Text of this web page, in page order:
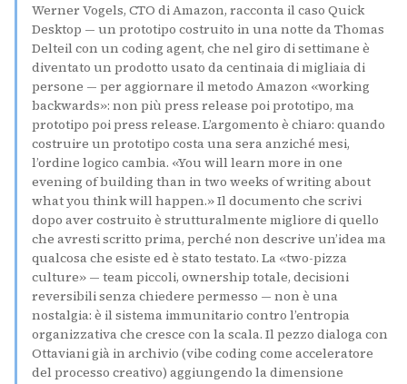
Werner Vogels, CTO di Amazon, racconta il caso Quick
Desktop — un prototipo costruito in una notte da Thomas
Delteil con un coding agent, che nel giro di settimane è
diventato un prodotto usato da centinaia di migliaia di
persone — per aggiornare il metodo Amazon «working
backwards»: non più press release poi prototipo, ma
prototipo poi press release. L’argomento è chiaro: quando
costruire un prototipo costa una sera anziché mesi,
l’ordine logico cambia. «You will learn more in one
evening of building than in two weeks of writing about
what you think will happen.» Il documento che scrivi
dopo aver costruito è strutturalmente migliore di quello
che avresti scritto prima, perché non descrive un’idea ma
qualcosa che esiste ed è stato testato. La «two-pizza
culture» — team piccoli, ownership totale, decisioni
reversibili senza chiedere permesso — non è una
nostalgia: è il sistema immunitario contro l’entropia
organizzativa che cresce con la scala. Il pezzo dialoga con
Ottaviani già in archivio (vibe coding come acceleratore
del processo creativo) aggiungendo la dimensione